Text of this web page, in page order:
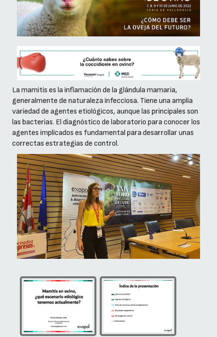
La mamitis es la inflamación de la glándula mamaria,
generalmente de naturaleza infecciosa. Tiene una amplia
variedad de agentes etiológicos, aunque las principales son
las bacterias. El diagnóstico de laboratorio para conocer los
agentes implicados es fundamental para desarrollar unas
correctas estrategias de control.